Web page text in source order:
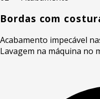
Bordas com
Acabamento impecável
Lavagem na máquina no